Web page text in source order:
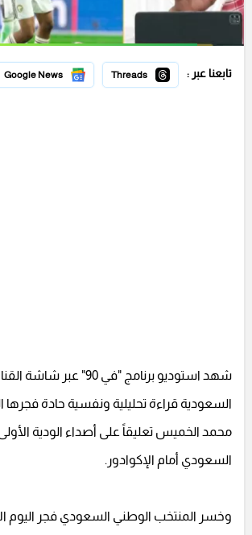
تابعنا عبر : Threads
Google News
شهد استوديو برنامج "في 90" عبر
السعودية قراءة تحليلية ونفسية حادة فجرها
محمد الخميس تعليقاً على أصداء الودية
السعودي أمام الإكوادور.
وخسر المنتخب الوطني السعودي فجر اليوم